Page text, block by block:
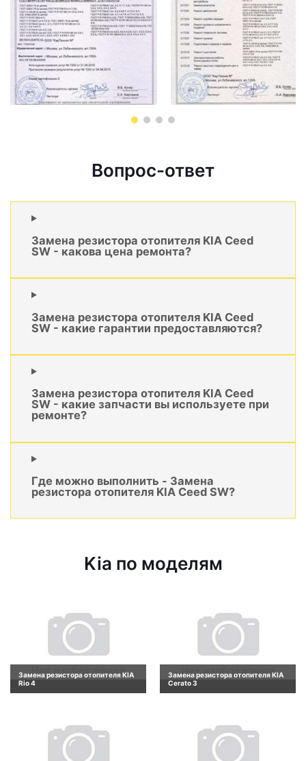
Вопрос-ответ
Замена резистора отопителя KIA Ceed
SW - какова цена ремонта?
Замена резистора отопителя KIA Ceed
SW - какие гарантии предоставляются?
Замена резистора отопителя KIA Ceed
SW - какие запчасти вы используете при
ремонте?
Где можно выполнить - Замена
резистора отопителя KIA Ceed SW?
Kia по моделям
Замена резистора отопителя KIA
Rio 4
Замена резистора отопителя KIA
Cerato 3